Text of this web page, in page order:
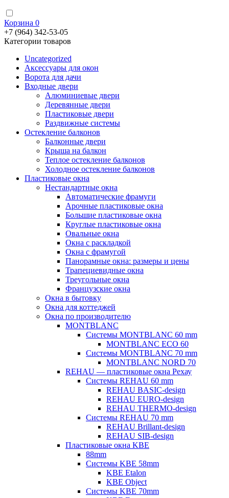
Корзина 0
+7 (964) 342-53-05
Категории товаров
Uncategorized
Аксессуары для окон
Ворота для дачи
Входные двери
Алюминиевые двери
Деревянные двери
Пластиковые двери
Раздвижные системы
Остекление балконов
Балконные двери
Крыша на балкон
Теплое остекление балконов
Холодное остекление балконов
Пластиковые окна
Нестандартные окна
Автоматические фрамуги
Арочные пластиковые окна
Большие пластиковые окна
Круглые пластиковые окна
Овальные окна
Окна с раскладкой
Окна с фрамугой
Панорамные окна: размеры и цены
Трапециевидные окна
Треугольные окна
Французские окна
Окна в бытовку
Окна для коттеджей
Окна по производителю
MONTBLANC
Системы MONTBLANC 60 mm
MONTBLANC ECO 60
Системы MONTBLANC 70 mm
MONTBLANC NORD 70
REHAU — пластиковые окна Рехау
Системы REHAU 60 mm
REHAU BASIC-design
REHAU EURO-design
REHAU THERMO-design
Системы REHAU 70 mm
REHAU Brillant-design
REHAU SIB-design
Пластиковые окна KBE
88mm
Системы KBE 58mm
KBE Etalon
KBE Object
Системы KBE 70mm